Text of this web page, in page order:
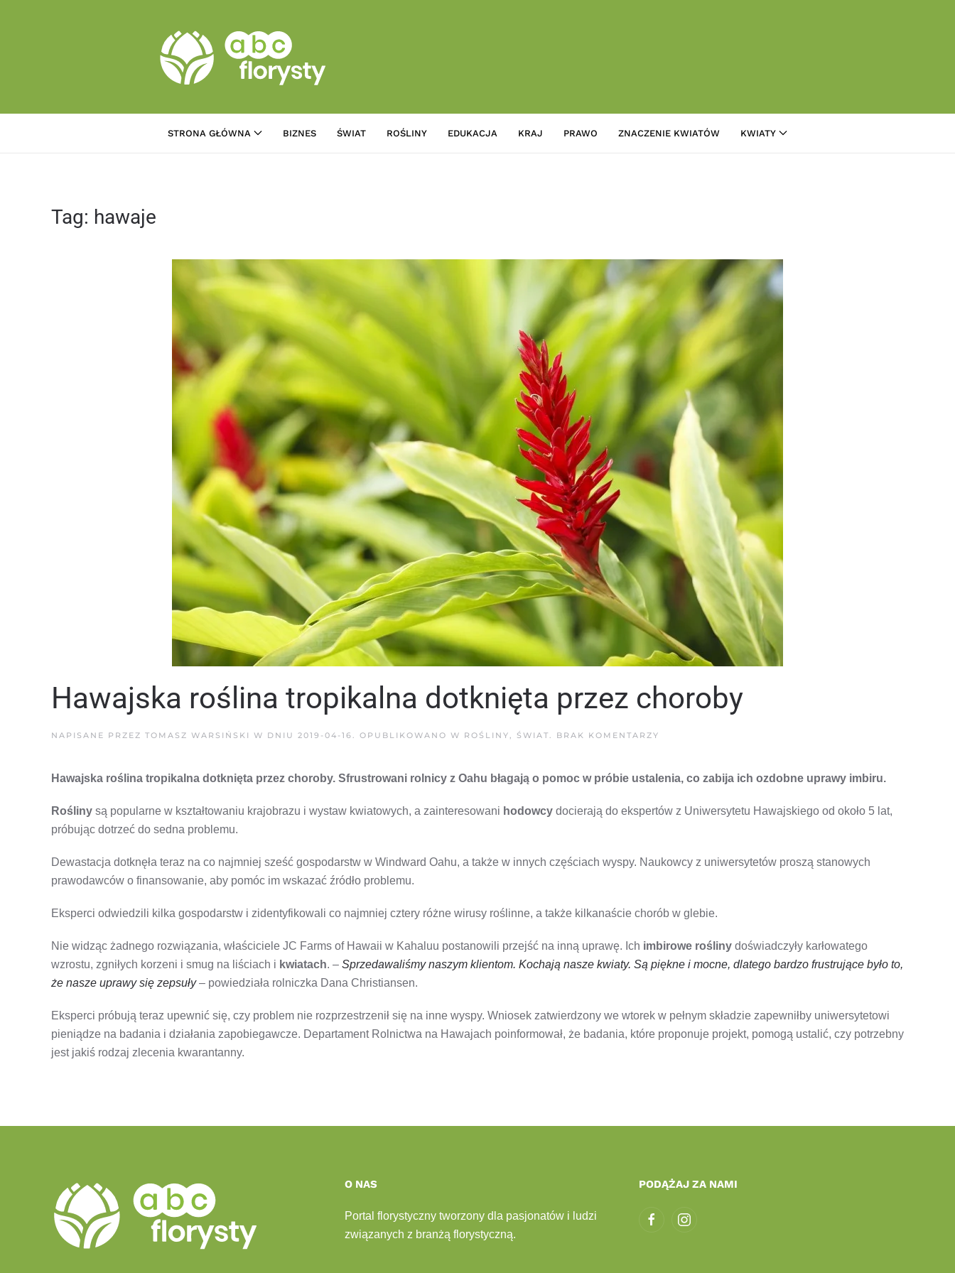
STRONA GŁÓWNA BIZNES ŚWIAT ROŚLINY EDUKACJA KRAJ PRAWO ZNACZENIE KWIATÓW KWIATY
Tag: hawaje
Hawajska roślina tropikalna dotknięta przez choroby
NAPISANE PRZEZ TOMASZ WARSIŃSKI W DNIU 2019-04-16. OPUBLIKOWANO W ROŚLINY, ŚWIAT. BRAK KOMENTARZY
DOTKNIĘTA
Hawajska roślina tropikalna dotknięta przez choroby. Sfrustrowani rolnicy z Oahu błagają o pomoc w próbie ustalenia, co zabija ich ozdobne uprawy imbiru.
Rośliny są popularne w kształtowaniu krajobrazu i wystaw kwiatowych, a zainteresowani hodowcy docierają do ekspertów z Uniwersytetu Hawajskiego od około 5 lat,
próbując dotrzeć do sedna problemu.
Dewastacja dotknęła teraz na co najmniej sześć gospodarstw w Windward Oahu, a także w innych częściach wyspy. Naukowcy z uniwersytetów proszą stanowych
prawodawców o finansowanie, aby pomóc im wskazać źródło problemu.
Eksperci odwiedzili kilka gospodarstw i zidentyfikowali co najmniej cztery różne wirusy roślinne, a także kilkanaście chorób w glebie.
Nie widząc żadnego rozwiązania, właściciele JC Farms of Hawaii w Kahaluu postanowili przejść na inną uprawę. Ich imbirowe rośliny doświadczyły karłowatego
wzrostu, zgniłych korzeni i smug na liściach i kwiatach. – Sprzedawaliśmy naszym klientom. Kochają nasze kwiaty. Są piękne i mocne, dlatego bardzo frustrujące było to,
że nasze uprawy się zepsuły– powiedziała rolniczka Dana Christiansen.
Eksperci próbują teraz upewnić się, czy problem nie rozprzestrzenił się na inne wyspy. Wniosek zatwierdzony we wtorek w pełnym składzie zapewniłby uniwersytetowi
pieniądze na badania i działania zapobiegawcze. Departament Rolnictwa na Hawajach poinformował, że badania, które proponuje projekt, pomogą ustalić, czy potrzebny
jest jakiś rodzaj zlecenia kwarantanny.
O NAS
Portal florystyczny tworzony dla pasjonatów i ludzi
związanych z branżą florystyczną.
PODĄŻAJ ZA NAMI